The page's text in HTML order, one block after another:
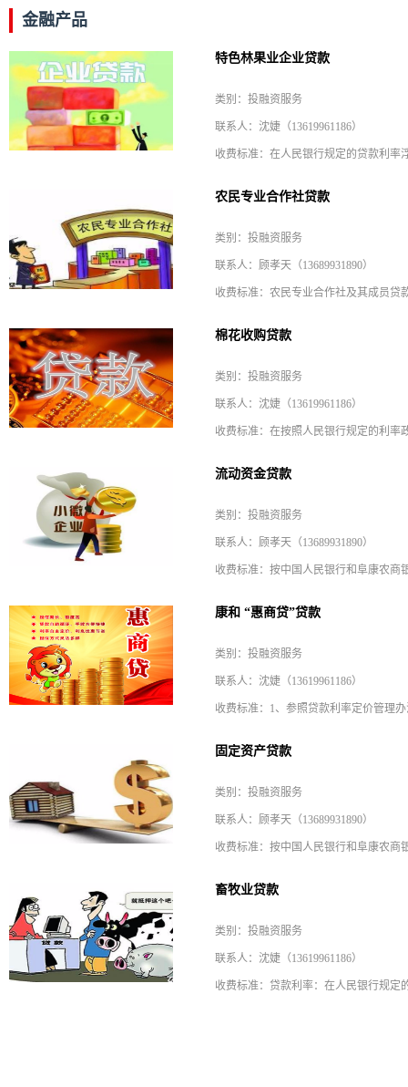
金融产品
特色林果业企业贷款
类别：投融资服务
联系人：沈婕（13619961186）
农民专业合作社贷款
类别：投融资服务
联系人：顾孝天（13689931890）
棉花收购贷款
类别：投融资服务
联系人：沈婕（13619961186）
流动资金贷款
类别：投融资服务
联系人：顾孝天（13689931890）
康和 “惠商贷”贷款
类别：投融资服务
联系人：沈婕（13619961186）
固定资产贷款
类别：投融资服务
联系人：顾孝天（13689931890）
畜牧业贷款
类别：投融资服务
联系人：沈婕（13619961186）